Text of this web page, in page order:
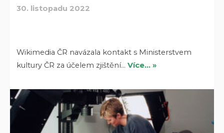
30. listopadu 2022
Wikimedia ČR navázala kontakt s Ministerstvem
kultury ČR za účelem zjištění…Více… »